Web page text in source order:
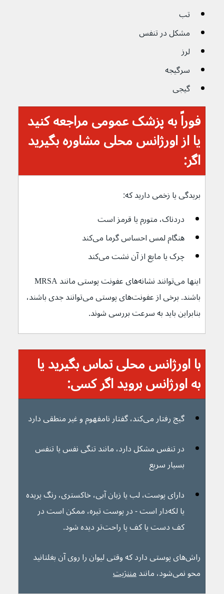
تب
مشکل در تنفس
لرز
سرگیجه
گیجی
فوراً به پزشک عمومی مراجعه کنید
یا از اورژانس محلی مشاوره بگیرید
اگر:
بریدگی یا زخمی دارید که:
دردناک، متورم یا قرمز است
هنگام لمس احساس گرما می‌کند
چرک یا مایع از آن نشت می‌کند
باشند. برخی از عفونت‌های پوستی می‌توانند جدی باشند،
بنابراین باید به سرعت بررسی شوند.
با اورژانس محلی تماس بگیرید یا
به اورژانس بروید اگر کسی:
گیج رفتار می‌کند، گفتار نامفهوم و غیر منطقی دارد
در تنفس مشکل دارد، مانند تنگی نفس یا تنفس
بسیار سریع
دارای پوست، لب یا زبان آبی، خاکستری، رنگ پریده
یا لکه‌دار است - در پوست تیره، ممکن است در
کف دست یا کف پا راحت‌تر دیده شود.
راش‌های پوستی دارد که وقتی لیوان را روی آن بغلتانید
محو نمی‌شود، مانند
مننژیت